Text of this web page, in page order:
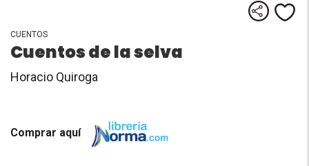
CUENTOS
Cuentos de la selva
Horacio Quiroga
Comprar aquí